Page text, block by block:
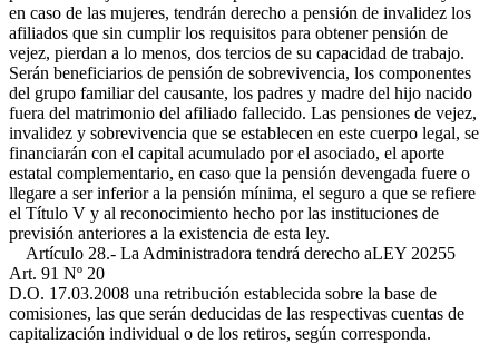
en caso de las mujeres, tendrán derecho a pensión de invalidez los
afiliados que sin cumplir los requisitos para obtener pensión de
vejez, pierdan a lo menos, dos tercios de su capacidad de trabajo.
Serán beneficiarios de pensión de sobrevivencia, los componentes
del grupo familiar del causante, los padres y madre del hijo nacido
fuera del matrimonio del afiliado fallecido. Las pensiones de vejez,
invalidez y sobrevivencia que se establecen en este cuerpo legal, se
financiarán con el capital acumulado por el asociado, el aporte
estatal complementario, en caso que la pensión devengada fuere o
llegare a ser inferior a la pensión mínima, el seguro a que se refiere
el Título V y al reconocimiento hecho por las instituciones de
previsión anteriores a la existencia de esta ley.
Artículo 28.- La Administradora tendrá derecho aLEY 20255
Art. 91 Nº 20
D.O. 17.03.2008 una retribución establecida sobre la base de
comisiones, las que serán deducidas de las respectivas cuentas de
capitalización individual o de los retiros, según corresponda.